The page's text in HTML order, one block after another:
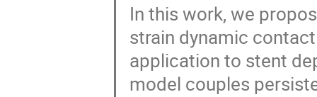
In this work, we
strain dynamic
application to stent
model couples